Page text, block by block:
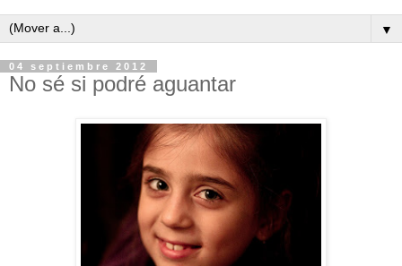
▼
04 septiembre 2012
No sé si podré aguantar